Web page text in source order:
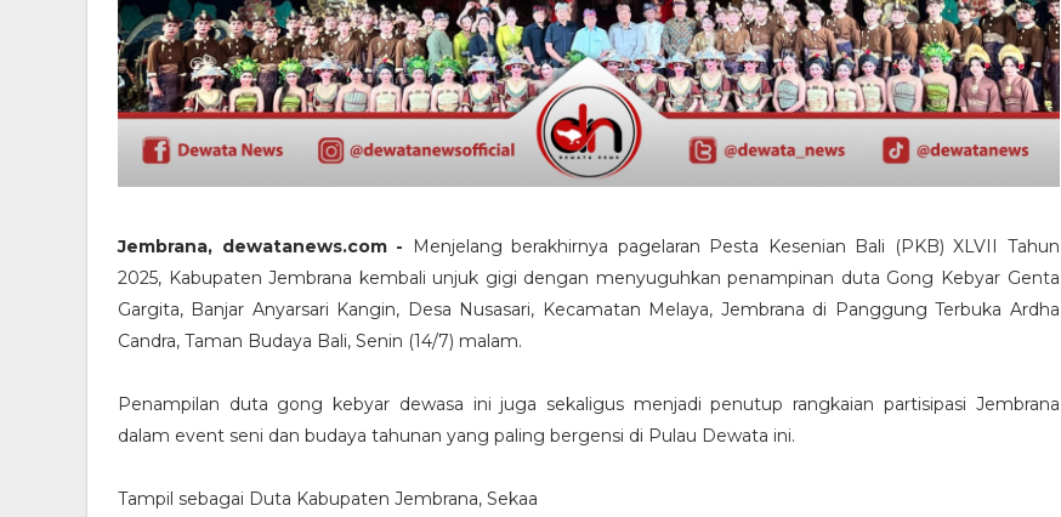
Jembrana, dewatanews.com - Menjelang berakhirnya pagelaran Pesta Kesenian Bali (PKB) XLVII Tahun
2025, Kabupaten Jembrana kembali unjuk gigi dengan menyuguhkan penampinan duta Gong Kebyar Genta
Gargita, Banjar Anyarsari Kangin, Desa Nusasari, Kecamatan Melaya, Jembrana di Panggung Terbuka Ardha
Candra, Taman Budaya Bali, Senin (14/7) malam.
Penampilan duta gong kebyar dewasa ini juga sekaligus menjadi penutup rangkaian partisipasi Jembrana
dalam event seni dan budaya tahunan yang paling bergensi di Pulau Dewata ini.
Tampil sebagai Duta Kabupaten Jembrana, Sekaa